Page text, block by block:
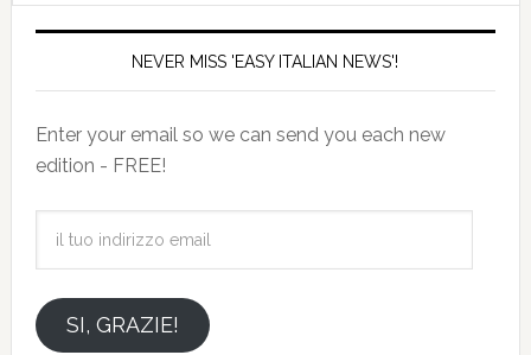
NEVER MISS 'EASY ITALIAN NEWS'!
Enter your email so we can send you each new
edition - FREE!
emailSI, GRAZIE!